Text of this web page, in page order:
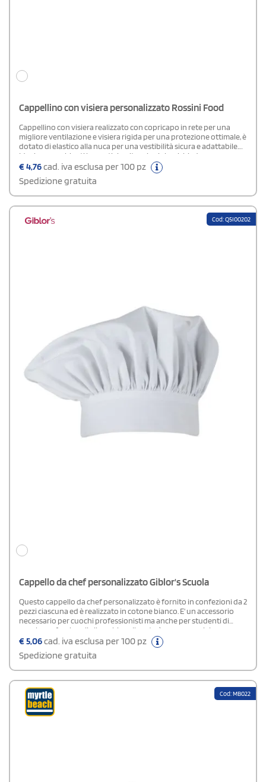
Cappellino con visiera personalizzato Rossini Food
Cappellino con visiera realizzato con copricapo in rete per una
migliore ventilazione e visiera rigida per una protezione ottimale, è
dotato di elastico alla nuca per una vestibilità sicura e adattabile.
Ideale per ambienti lavorativi o situazioni che richiedono
leggerezza e funzionalità.
€4,76cad. iva esclusa per 100 pz
Spedizione gratuita
Cod: Q5I00202
Cappello da chef personalizzato Giblor's Scuola
Questo cappello da chef personalizzato è fornito in confezioni da 2
pezzi ciascuna ed è realizzato in cotone bianco. E' un accessorio
necessario per cuochi professionisti ma anche per studenti di
scuole professionali alberghiere. Il costo è concorrenziale:
acquistalo subito su StampaSì con poche semplici operazioni. La
consegna è gratuita su tutto il territorio nazionale.
€5,06cad. iva esclusa per 100 pz
Spedizione gratuita
Cod: MB022